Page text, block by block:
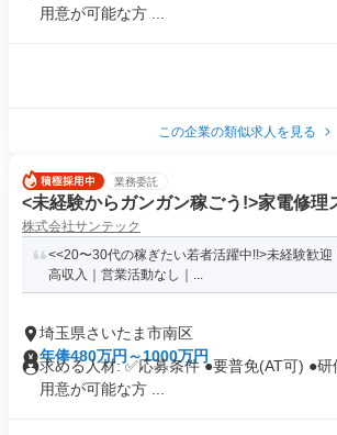
用意が可能な方 ...
この企業の類似求人を見る
業務委託
<未経験からガンガン稼ごう!>家電修理
株式会社サンテック
<<20〜30代の稼ぎたい若者活躍中!!>未経験歓
高収入｜営業活動なし｜...
埼玉県さいたま市南区
年俸480万円～1000万円
求める人材: ✅️応募条件 ●要普免(AT可) ●
用意が可能な方 ...